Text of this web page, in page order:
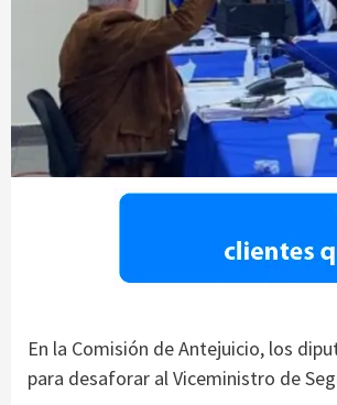
En la Comisión de Antejuicio, los
para desaforar al Viceministro de